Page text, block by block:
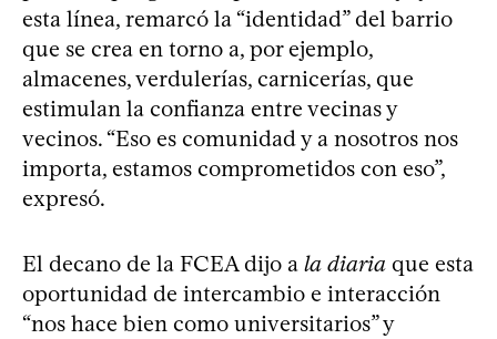
esta línea, remarcó la “identidad” del barrio
que se crea en torno a, por ejemplo,
almacenes, verdulerías, carnicerías, que
estimulan la confianza entre vecinas y
vecinos. “Eso es comunidad y a nosotros nos
importa, estamos comprometidos con eso”,
expresó.
El decano de la FCEA dijo a la diaria que esta
oportunidad de intercambio e interacción
“nos hace bien como universitarios” y